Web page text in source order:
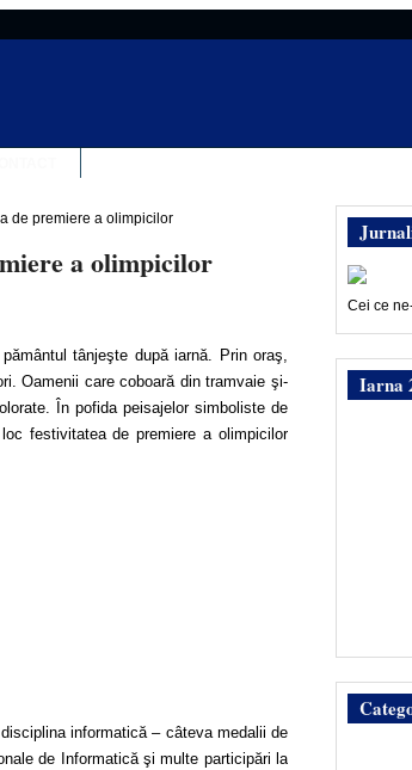
de premiere a olimpicilor
a olimpicilor
tânjeşte după iarnă. Prin oraş,
Oamenii care coboară din tramvaie şi-
În pofida peisajelor simboliste de
festivitatea de premiere a olimpicilor
informatică – câteva medalii de
de Informatică şi multe participări la
Cei ce
Iarna